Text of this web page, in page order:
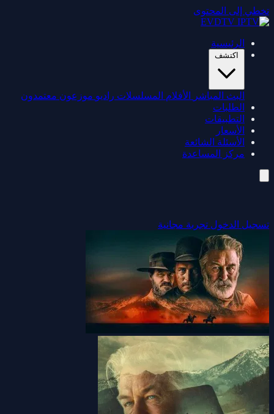
تخطي إلى المحتوى
الرئيسية
اكتشف
البث المباشر الأفلام المسلسلات راديو موزعون معتمدون
الطلبات
التطبيقات
الأسعار
الأسئلة الشائعة
مركز المساعدة
تسجيل الدخول تجربة مجانية